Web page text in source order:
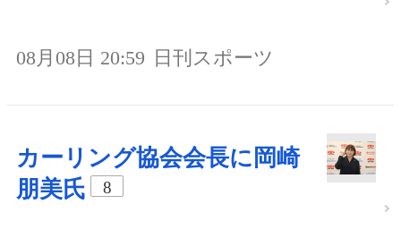
08月08日 20:59 日刊スポーツ
カーリング協会会長に岡崎
朋美氏
8